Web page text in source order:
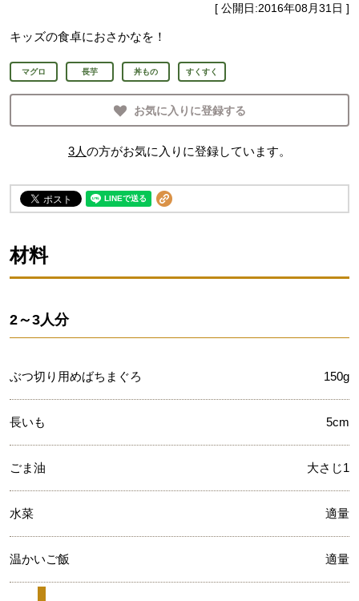
[ 公開日:2016年08月31日 ]
キッズの食卓におさかなを！
マグロ 長芋 丼もの すくすく
お気に入りに登録する
3人の方がお気に入りに登録しています。
材料
2～3人分
ぶつ切り用めばちまぐろ 150g
長いも 5cm
ごま油 大さじ1
水菜 適量
温かいご飯 適量